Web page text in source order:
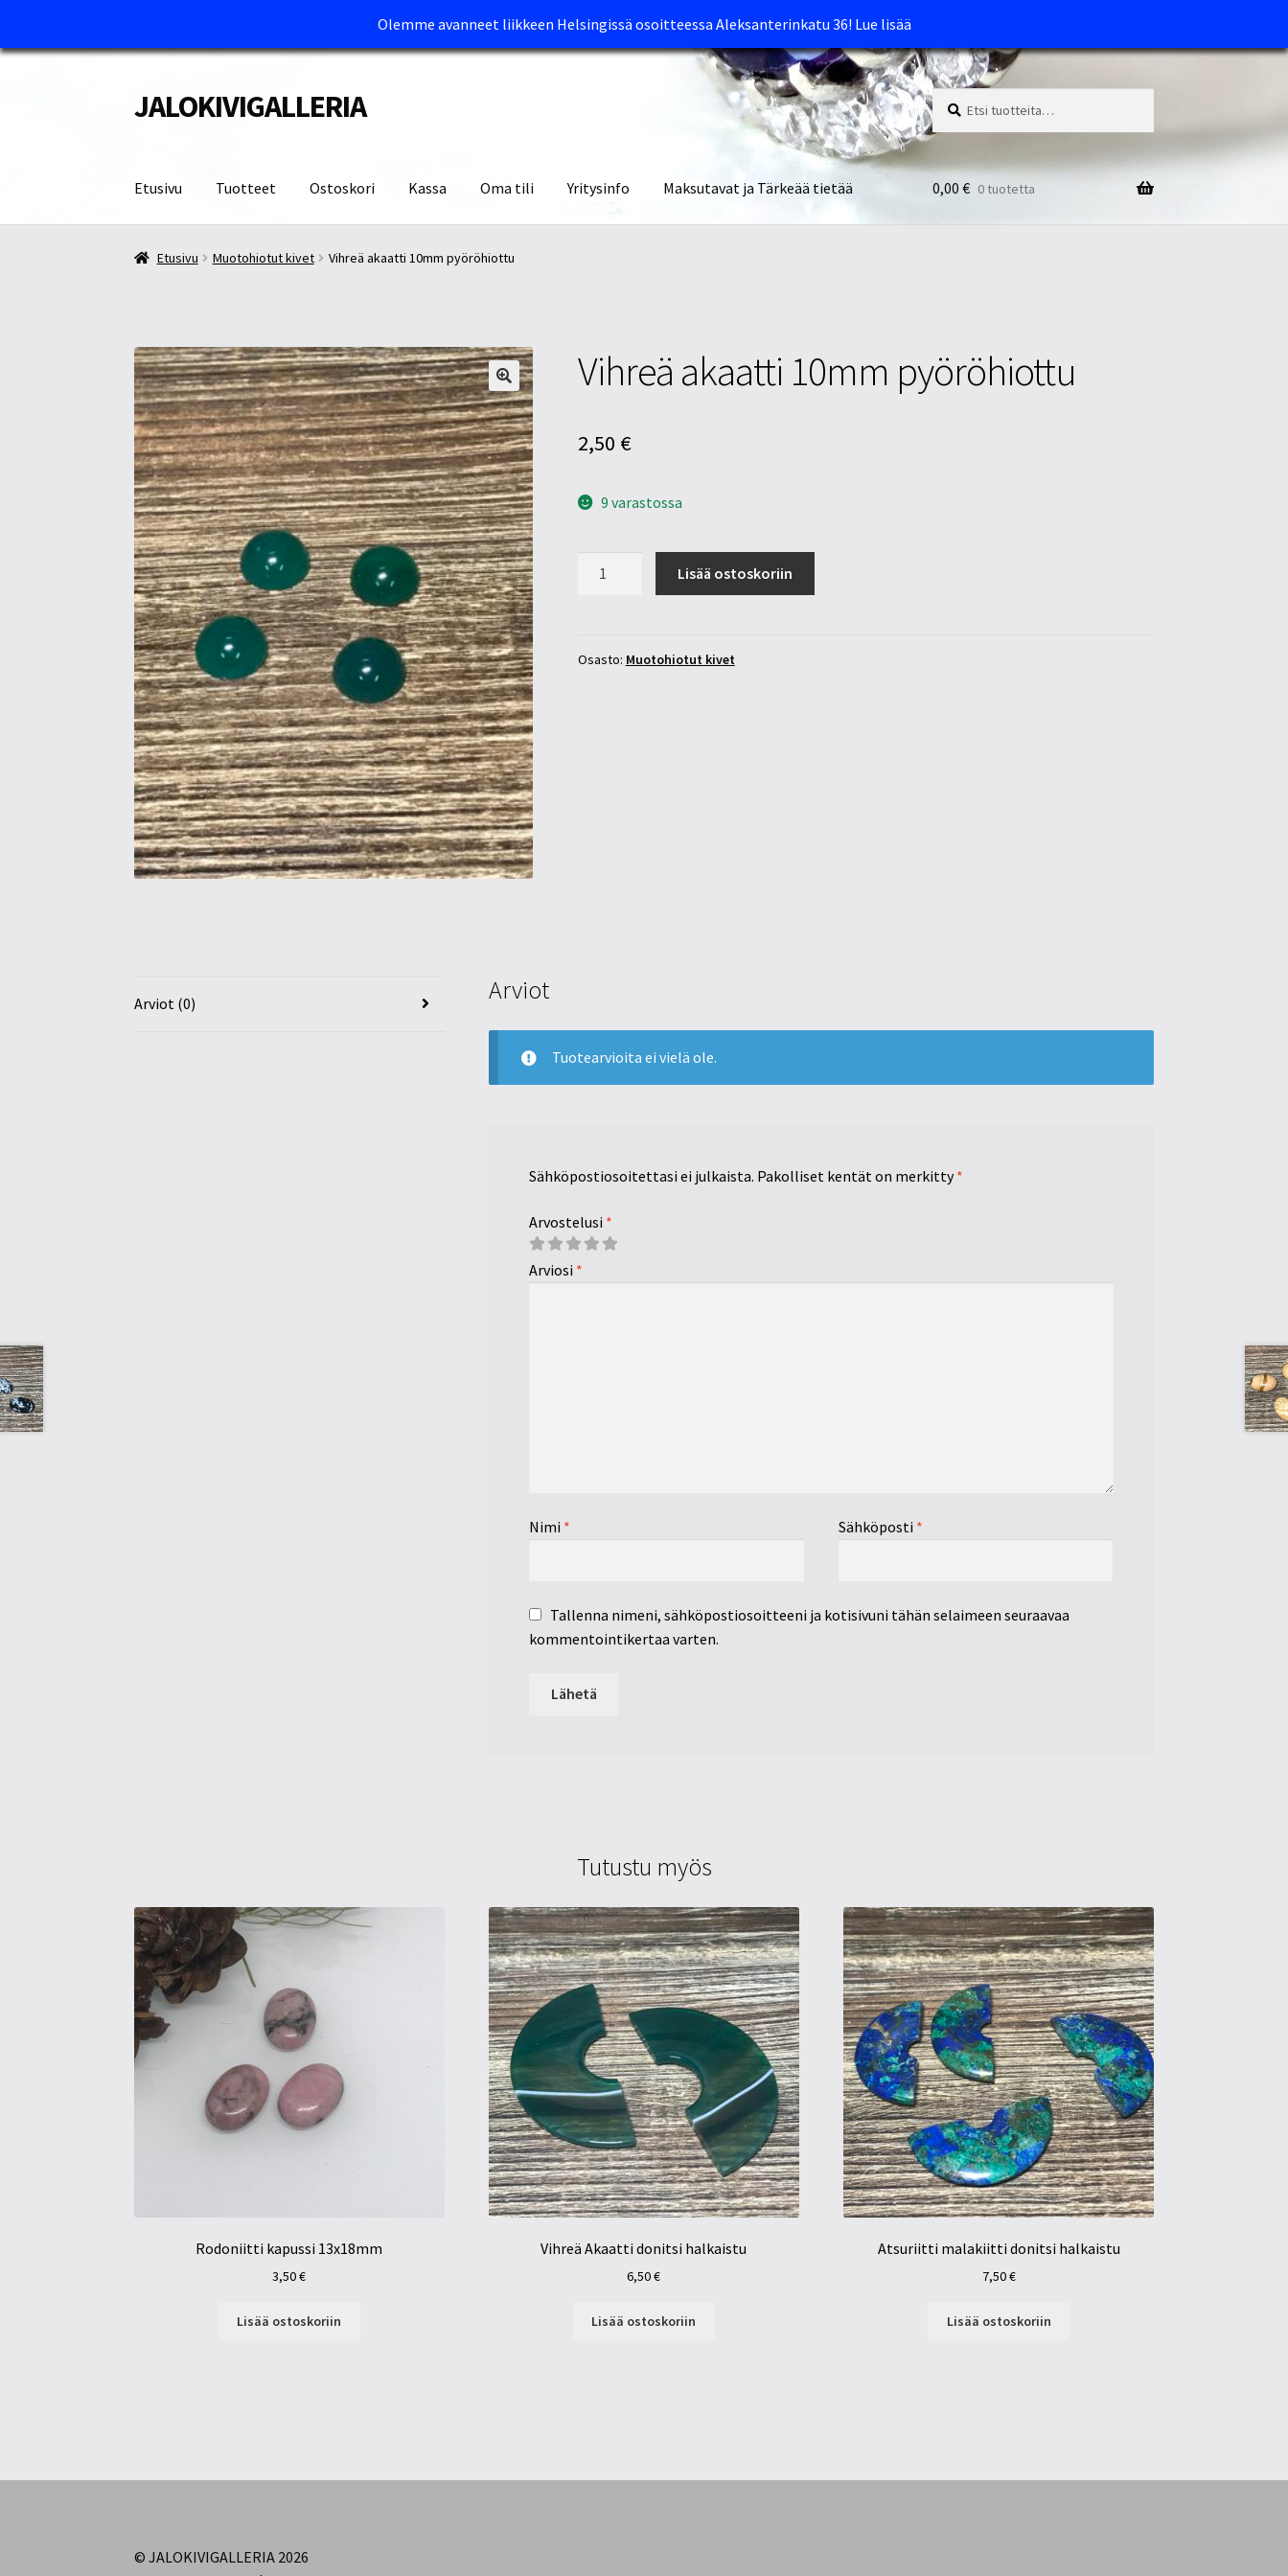
Olemme avanneet liikkeen Helsingissä osoitteessa Aleksanterinkatu 36! Lue lisää
Siirry
navigointiin
Siirry
sisältöön
JALOKIVIGALLERIA Etsi:
Haku
Etusivu Tuotteet Ostoskori Kassa Oma tili Yritysinfo Maksutavat ja Tärkeää tietää
Etusivu Kassa Maksutavat ja Tärkeää tietää Myymälät Oma tili
0,00 € 0 tuotetta
Etusivu Muotohiotut kivet Vihreä akaatti 10mm pyöröhiottu
Vihreä akaatti 10mm pyöröhiottu
2,50 €
9 varastossa
määrä
Lisää ostoskoriin
Osasto: Muotohiotut kivet
Arviot (0) Arviot
Tuotearvioita ei vielä ole.
Sähköpostiosoitettasi ei julkaista. Pakolliset kentät on merkitty*
Arvostelusi *
Arviosi *
Nimi * Sähköposti *
Tallenna nimeni, sähköpostiosoitteeni ja kotisivuni tähän selaimeen seuraavaa
kommentointikertaa varten.
Tutustu myös
Rodoniitti kapussi 13x18mm
3,50€
Lisää ostoskoriin
Vihreä Akaatti donitsi halkaistu
6,50€
Lisää ostoskoriin
Atsuriitti malakiitti donitsi halkaistu
7,50€
Lisää ostoskoriin
© JALOKIVIGALLERIA 2026